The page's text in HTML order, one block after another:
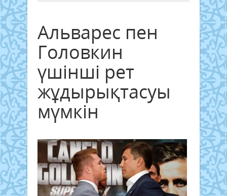
Альварес пен
Головкин
үшінші рет
жұдырықтасуы
мүмкін